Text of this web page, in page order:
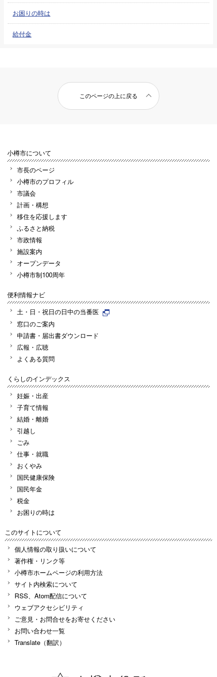
お困りの時は
給付金
このページの上に戻る
小樽市について
市長のページ
小樽市のプロフィル
市議会
計画・構想
移住を応援します
ふるさと納税
市政情報
施設案内
オープンデータ
小樽市制100周年
便利情報ナビ
土・日・祝日の日中の当番医
窓口のご案内
申請書・届出書ダウンロード
広報・広聴
よくある質問
くらしのインデックス
妊娠・出産
子育て情報
結婚・離婚
引越し
ごみ
仕事・就職
おくやみ
国民健康保険
国民年金
税金
お困りの時は
このサイトについて
個人情報の取り扱いについて
著作権・リンク等
小樽市ホームページの利用方法
サイト内検索について
RSS、Atom配信について
ウェブアクセシビリティ
ご意見・お問合せをお寄せください
お問い合わせ一覧
Translate（翻訳）